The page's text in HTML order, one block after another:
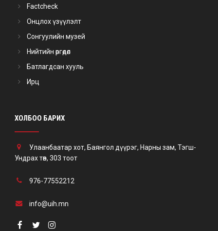
Factcheck
Онцлох үзүүлэлт
Сонгуулийн музей
Нийтийн өргөдөл
Батлагдсан хууль
Ирц
ХОЛБОО БАРИХ
Улаанбаатар хот, Баянгол дүүрэг, Нарны зам, Тэгш-
Ундрах төв, 303 тоот
976-77552212
info@uih.mn